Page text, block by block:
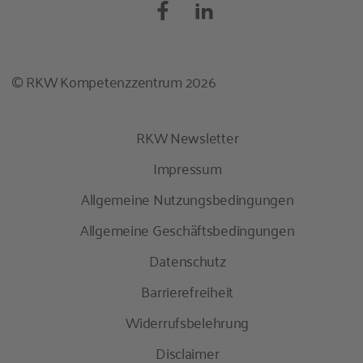
© RKW Kompetenzzentrum 2026
RKW Newsletter
Impressum
Allgemeine Nutzungsbedingungen
Allgemeine Geschäftsbedingungen
Datenschutz
Barrierefreiheit
Widerrufsbelehrung
Disclaimer